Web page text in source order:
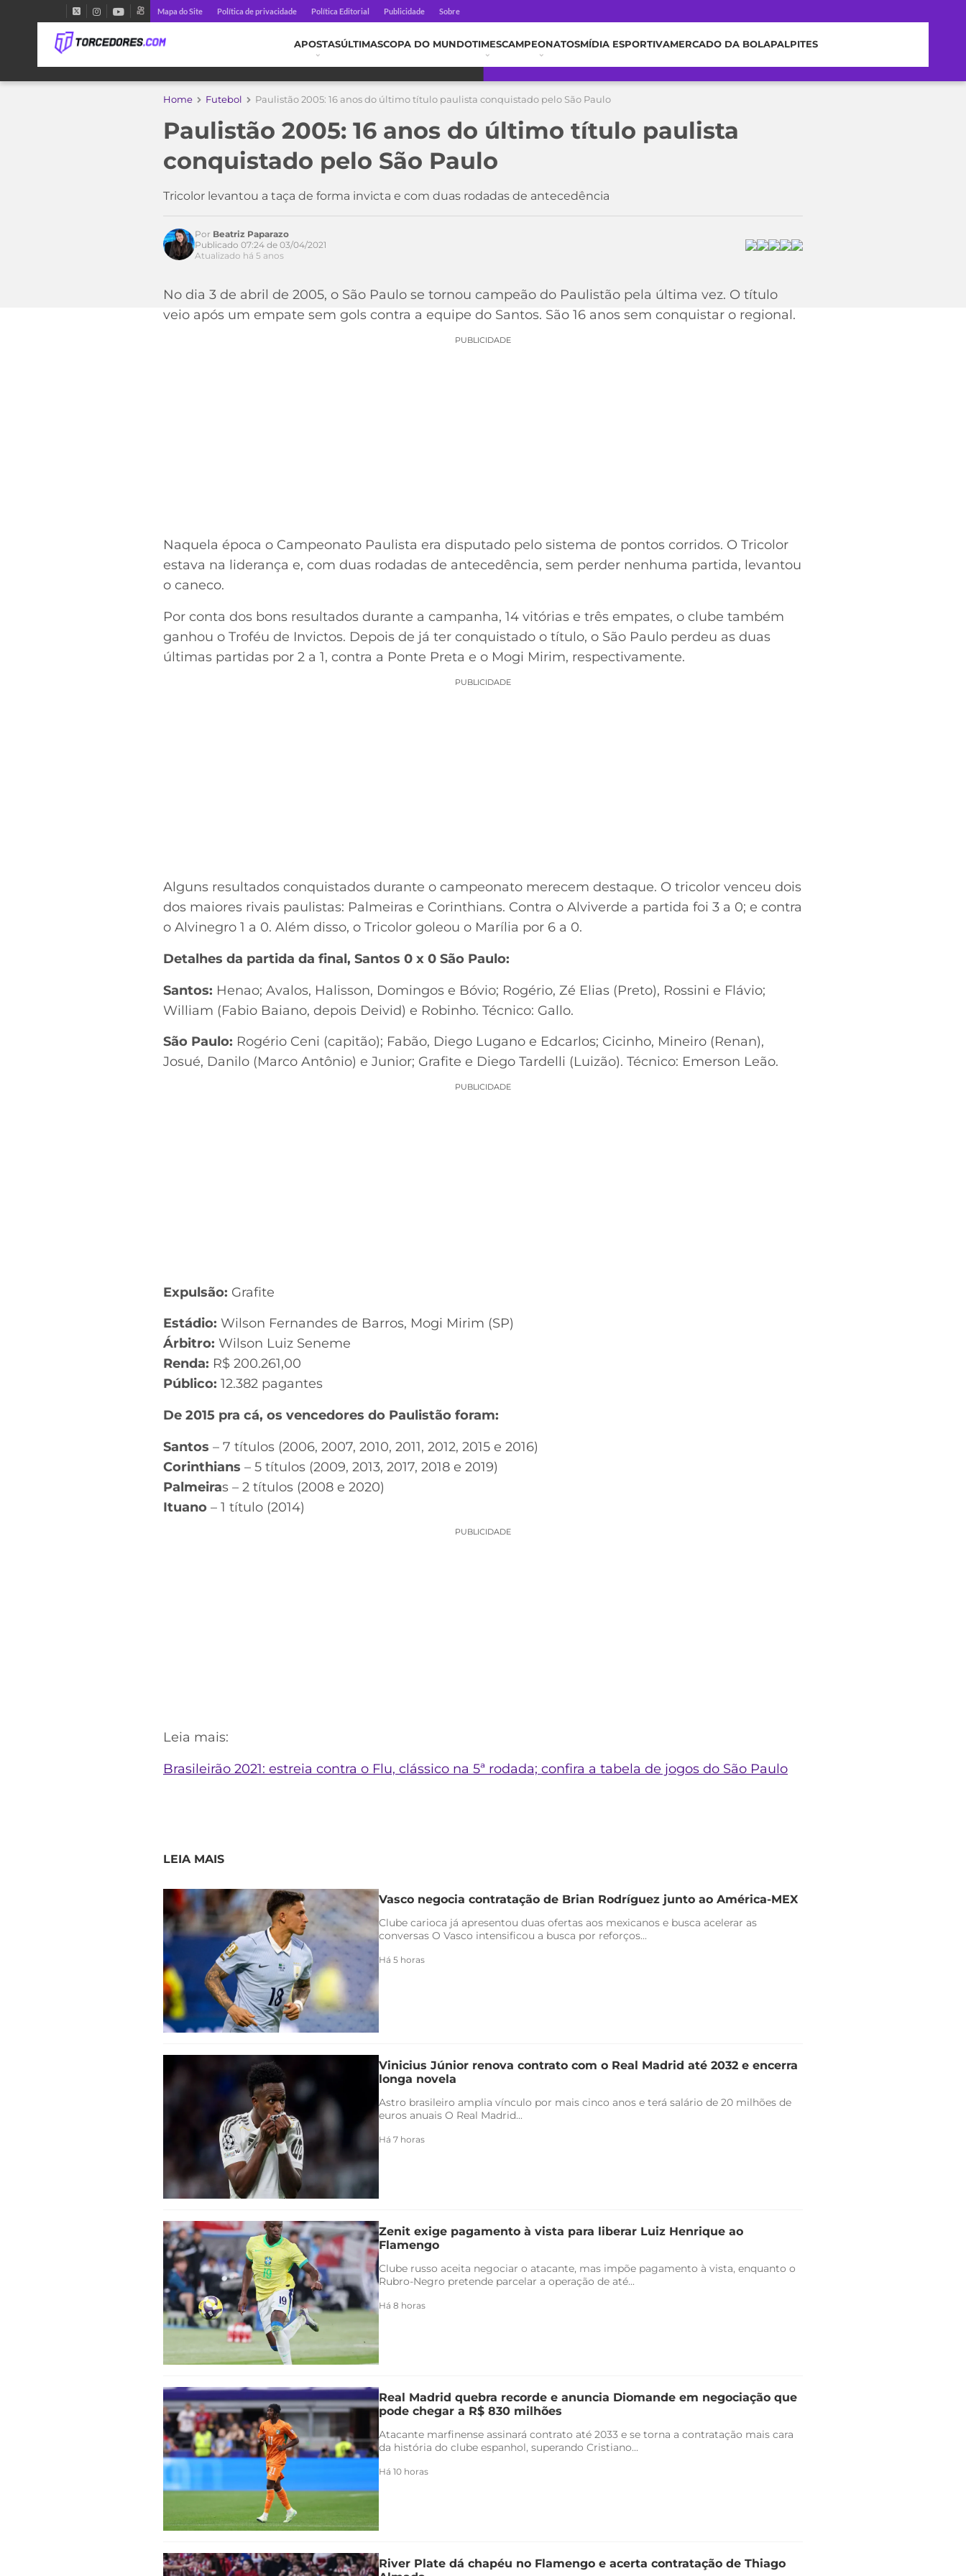
Mapa do Site Política de privacidade Política Editorial Publicidade Sobre
APOSTASÚLTIMASCOPA DO MUNDOTIMESCAMPEONATOSMÍDIA ESPORTIVAMERCADO DA BOLAPALPITES
Home Futebol Paulistão 2005: 16 anos do último título paulista conquistado pelo São Paulo
Paulistão 2005: 16 anos do último título paulista
conquistado pelo São Paulo
Tricolor levantou a taça de forma invicta e com duas rodadas de antecedência
Por Beatriz Paparazo
Publicado 07:24 de 03/04/2021
Atualizado há 5 anos
No dia 3 de abril de 2005, o São Paulo se tornou campeão do Paulistão pela última vez. O título
veio após um empate sem gols contra a equipe do Santos. São 16 anos sem conquistar o regional.
PUBLICIDADE
Naquela época o Campeonato Paulista era disputado pelo sistema de pontos corridos. O Tricolor
estava na liderança e, com duas rodadas de antecedência, sem perder nenhuma partida, levantou
o caneco.
Por conta dos bons resultados durante a campanha, 14 vitórias e três empates, o clube também
ganhou o Troféu de Invictos. Depois de já ter conquistado o título, o São Paulo perdeu as duas
últimas partidas por 2 a 1, contra a Ponte Preta e o Mogi Mirim, respectivamente.
PUBLICIDADE
Alguns resultados conquistados durante o campeonato merecem destaque. O tricolor venceu dois
dos maiores rivais paulistas: Palmeiras e Corinthians. Contra o Alviverde a partida foi 3 a 0; e contra
o Alvinegro 1 a 0. Além disso, o Tricolor goleou o Marília por 6 a 0.
Detalhes da partida da final, Santos 0 x 0 São Paulo:
Santos: Henao; Avalos, Halisson, Domingos e Bóvio; Rogério, Zé Elias (Preto), Rossini e Flávio;
William (Fabio Baiano, depois Deivid) e Robinho. Técnico: Gallo.
São Paulo: Rogério Ceni (capitão); Fabão, Diego Lugano e Edcarlos; Cicinho, Mineiro (Renan),
Josué, Danilo (Marco Antônio) e Junior; Grafite e Diego Tardelli (Luizão). Técnico: Emerson Leão.
PUBLICIDADE
Expulsão: Grafite
Estádio: Wilson Fernandes de Barros, Mogi Mirim (SP)
Árbitro: Wilson Luiz Seneme
Renda: R$ 200.261,00
Público: 12.382 pagantes
De 2015 pra cá, os vencedores do Paulistão foram:
Santos – 7 títulos (2006, 2007, 2010, 2011, 2012, 2015 e 2016)
Corinthians – 5 títulos (2009, 2013, 2017, 2018 e 2019)
Palmeiras – 2 títulos (2008 e 2020)
Ituano – 1 título (2014)
PUBLICIDADE
Leia mais:
Brasileirão 2021: estreia contra o Flu, clássico na 5ª rodada; confira a tabela de jogos do São Paulo
LEIA MAIS
Vasco negocia contratação de Brian Rodríguez junto ao América-MEX
Clube carioca já apresentou duas ofertas aos mexicanos e busca acelerar as
conversas O Vasco intensificou a busca por reforços...
Há 5 horas
Vinicius Júnior renova contrato com o Real Madrid até 2032 e encerra
longa novela
Astro brasileiro amplia vínculo por mais cinco anos e terá salário de 20 milhões de
euros anuais O Real Madrid...
Há 7 horas
Zenit exige pagamento à vista para liberar Luiz Henrique ao
Flamengo
Clube russo aceita negociar o atacante, mas impõe pagamento à vista, enquanto o
Rubro-Negro pretende parcelar a operação de até...
Há 8 horas
Real Madrid quebra recorde e anuncia Diomande em negociação que
pode chegar a R$ 830 milhões
Atacante marfinense assinará contrato até 2033 e se torna a contratação mais cara
da história do clube espanhol, superando Cristiano...
Há 10 horas
River Plate dá chapéu no Flamengo e acerta contratação de Thiago